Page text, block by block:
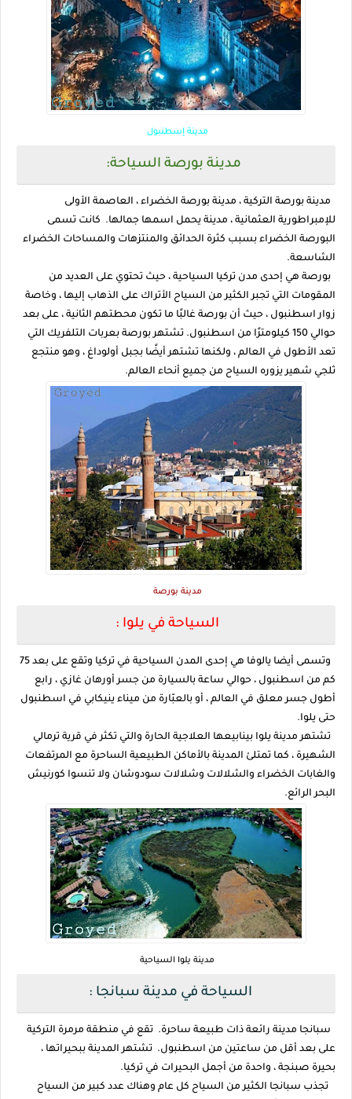
مدينة إسطنبول
مدينة بورصة السياحة:
مدينة بورصة التركية ، مدينة بورصة الخضراء ، العاصمة الأولى
للإمبراطورية العثمانية ، مدينة يحمل اسمها جمالها. كانت تسمى
البورصة الخضراء بسبب كثرة الحدائق والمنتزهات والمساحات الخضراء
الشاسعة.
بورصة هي إحدى مدن تركيا السياحية ، حيث تحتوي على العديد من
المقومات التي تجبر الكثير من السياح الأتراك على الذهاب إليها ، وخاصة
زوار اسطنبول ، حيث أن بورصة غالبًا ما تكون محطتهم الثانية ، على بعد
حوالي 150 كيلومترًا من اسطنبول. تشتهر بورصة بعربات التلفريك التي
تعد الأطول في العالم ، ولكنها تشتهر أيضًا بجبل أولوداغ ، وهو منتجع
ثلجي شهير يزوره السياح من جميع أنحاء العالم.
مدينة بورصة
السياحة في يلوا :
وتسمى أيضا يالوفا هي إحدى المدن السياحية في تركيا وتقع على بعد 75
كم من اسطنبول ، حوالي ساعة بالسيارة من جسر أورهان غازي ، رابع
أطول جسر معلق في العالم ، أو بالعبّارة من ميناء ينيكابي في اسطنبول
حتى يلوا.
تشتهر مدينة يلوا بينابيعها العلاجية الحارة والتي تكثر في قرية ترمالي
الشهيرة ، كما تمتلئ المدينة بالأماكن الطبيعية الساحرة مع المرتفعات
والغابات الخضراء والشلالات وشلالات سودوشان ولا تنسوا كورنيش
البحر الرائع.
مدينة يلوا السياحية
السياحة في مدينة سبانجا :
سبانجا مدينة رائعة ذات طبيعة ساحرة. تقع في منطقة مرمرة التركية
على بعد أقل من ساعتين من اسطنبول. تشتهر المدينة ببحيراتها ،
بحيرة صبنجة ، واحدة من أجمل البحيرات في تركيا.
تجذب سبانجا الكثير من السياح كل عام وهناك عدد كبير من السياح